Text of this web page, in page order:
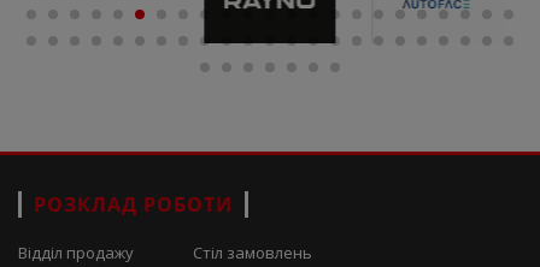
РОЗКЛАД РОБОТИ
Відділ продажу Стіл замовлень